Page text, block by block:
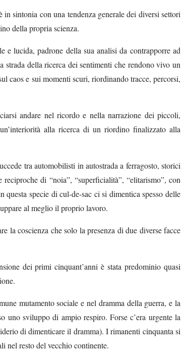
sintonia con una tendenza generale dei diversi settori
della propria scienza.
e lucida, padrone della sua analisi da contrapporre ad
strada della ricerca dei sentimenti che rendono vivo un
caos e sui momenti scuri, riordinando tracce, percorsi,
andare nel ricordo e nella narrazione dei piccoli,
alla ricerca di un riordino finalizzato alla
tra automobilisti in autostrada a ferragosto, storici
di “noia”, “superficialità”, “elitarismo”, con
specie di cul-de-sac ci si dimentica spesso delle
al meglio il proprio lavoro.
la coscienza che solo la presenza di due diverse facce
dei primi cinquant’anni è stata predominio quasi
mutamento sociale e nel dramma della guerra, e la
uno sviluppo di ampio respiro. Forse c’era urgente la
di dimenticare il dramma). I rimanenti cinquanta si
nel resto del vecchio continente.